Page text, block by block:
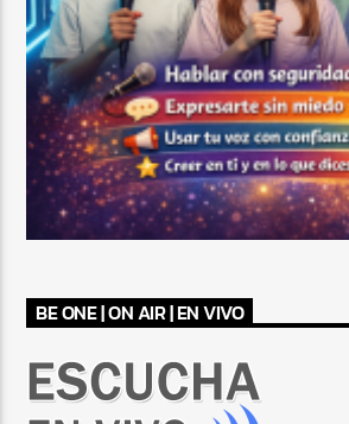
BE ONE | ON AIR | EN VIVO